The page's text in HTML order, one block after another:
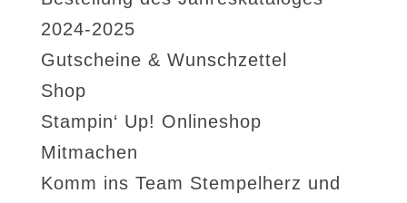
2024-2025
Gutscheine & Wunschzettel
Shop
Stampin‘ Up! Onlineshop
Mitmachen
Komm ins Team Stempelherz und